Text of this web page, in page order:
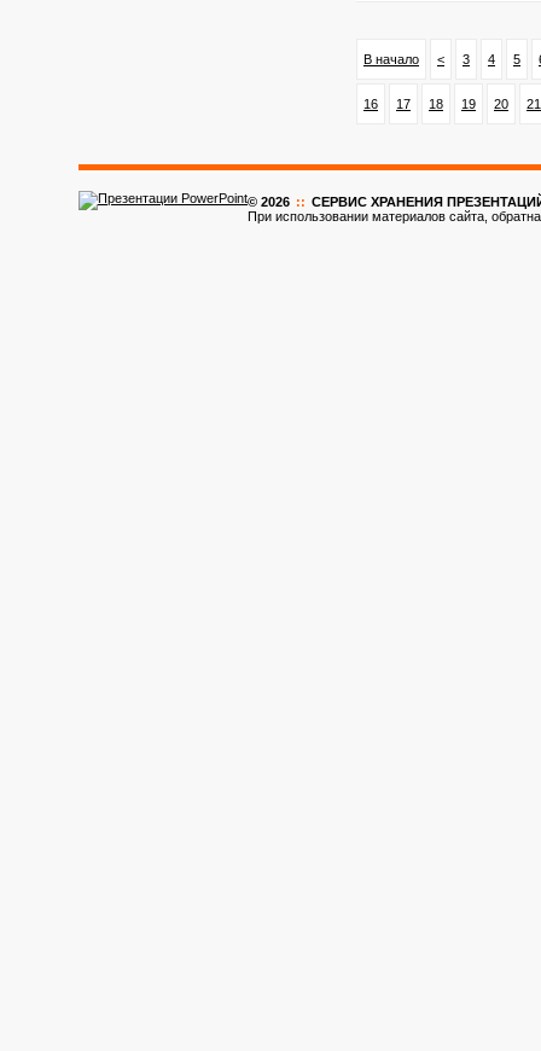
В начало < 3 4 5
16 17 18 19 20 21
© 2026 :: CЕРВИС ХРАНЕНИЯ ПРЕЗЕНТАЦИЙ
При использовании материалов сайта,